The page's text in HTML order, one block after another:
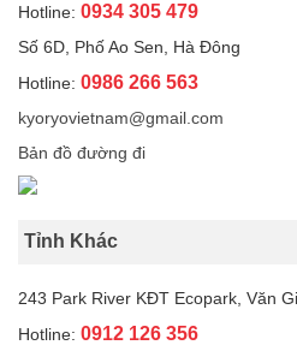
Hotline: 0934 305 479
Số 6D, Phố Ao Sen, Hà Đông
Hotline: 0986 266 563
kyoryovietnam@gmail.com
Bản đồ đường đi
Tỉnh Khác
243 Park River KĐT Ecopark, Văn
Hotline: 0912 126 356